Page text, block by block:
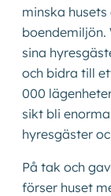
minska
sina
och bidra till
000
sikt bli
hyresgäster
På tak och
förser huset